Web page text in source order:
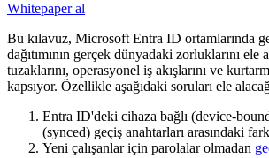
Whitepaper al
Bu kılavuz, Microsoft Entra ID ortamlarında
dağıtımının gerçek dünyadaki zorluklarını ele
tuzaklarını, operasyonel iş akışlarını ve
kapsıyor. Özellikle aşağıdaki soruları ele
Entra ID'deki cihaza bağlı (device-
(synced) geçiş anahtarları arasındaki
Yeni çalışanlar için parolalar olmadan